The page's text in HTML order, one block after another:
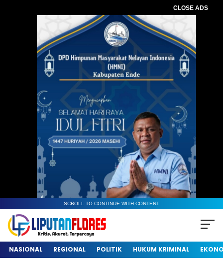
CLOSE ADS
SCROLL TO CONTINUE WITH CONTENT
NASIONAL REGIONAL POLITIK HUKUM KRIMINAL